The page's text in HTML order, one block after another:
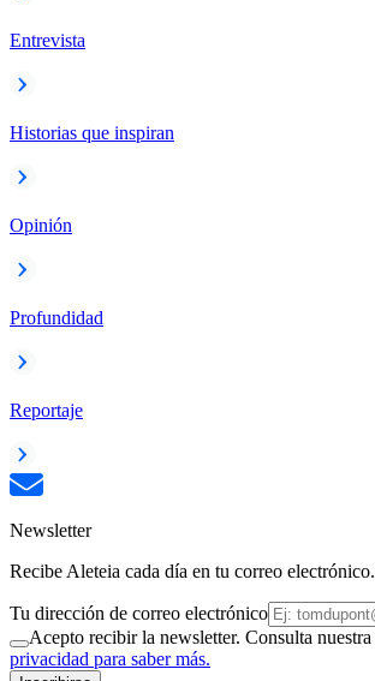
Entrevista
Historias que inspiran
Opinión
Profundidad
Reportaje
Newsletter
Recibe Aleteia cada día en tu correo electrónico.
Tu dirección de correo electrónico
Acepto recibir la newsletter. Consulta nuestra
privacidad para saber más.